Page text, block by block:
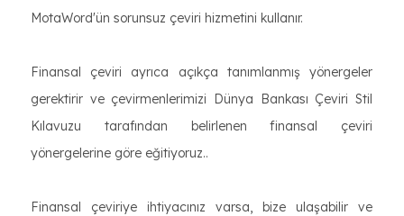
MotaWord'ün sorunsuz çeviri hizmetini kullanır.
Finansal çeviri ayrıca açıkça tanımlanmış yönergeler
gerektirir ve çevirmenlerimizi Dünya Bankası Çeviri Stil
Kılavuzu tarafından belirlenen finansal çeviri
yönergelerine göre eğitiyoruz..
Finansal çeviriye ihtiyacınız varsa, bize ulaşabilir ve